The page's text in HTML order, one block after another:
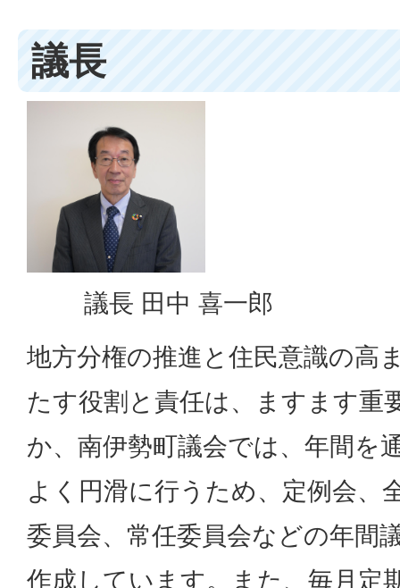
議長
議長 田中 喜一郎
地方分権の推進と住民意識の高
たす役割と責任は、ますます重
か、南伊勢町議会では、年間を
よく円滑に行うため、定例会、
委員会、常任委員会などの年間
作成しています。また、毎月定